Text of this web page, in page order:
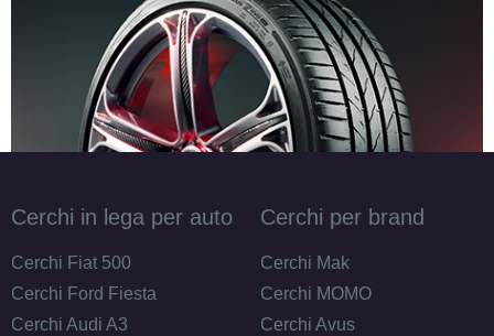
Cerchi in lega per auto
Cerchi Fiat 500
Cerchi Ford Fiesta
Cerchi Audi A3
Cerchi per brand
Cerchi Mak
Cerchi MOMO
Cerchi Avus